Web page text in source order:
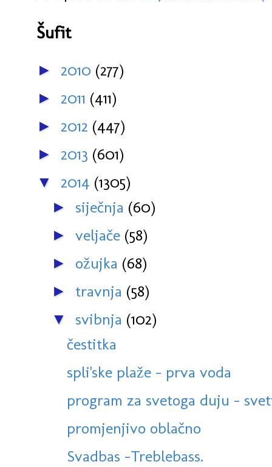
Šufit
► 2010 (277)
► 2011 (411)
► 2012 (447)
► 2013 (601)
▼ 2014 (1305)
► siječnja (60)
► veljače (58)
► ožujka (68)
► travnja (58)
▼ svibnja (102)
čestitka
spli'ske plaže - prva voda
program za svetoga duju -
promjenjivo oblačno
Svadbas -Treblebass.